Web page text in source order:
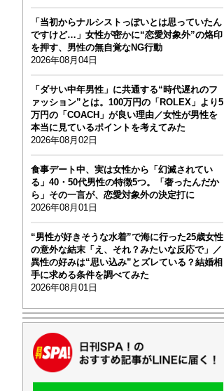
「当初からナルシストっぽいとは思っていたん
ですけど…」女性が密かに“恋愛対象外”の烙印
を押す、男性の無自覚なNG行動
2026年08月04日
「ダサい中年男性」に共通する“時代遅れのフ
ァッション”とは。100万円の「ROLEX」より5
万円の「COACH」が良い理由／女性が男性を
本当に見ているポイントを考えてみた
2026年08月02日
食事デート中、実は女性から「幻滅されてい
る」40・50代男性の特徴5つ。「奢ったんだか
ら」その一言が、恋愛対象外の決定打に
2026年08月01日
“男性が好きそうな水着”で海に行った25歳女性
の意外な結末「え、それ？みたいな反応で」／
異性の好みは“思い込み”とズレている？結婚相
手に求める条件を調べてみた
2026年08月01日